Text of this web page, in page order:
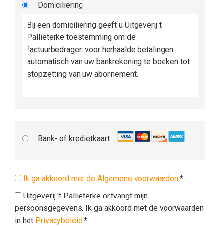
Domiciliëring
Bij een domiciliëring geeft u Uitgeverij t
Pallieterke toestemming om de
factuurbedragen voor herhaalde betalingen
automatisch van uw bankrekening te boeken tot
stopzetting van uw abonnement.
Bank- of kredietkaart
Ik ga akkoord met de Algemene voorwaarden.*
Uitgeverij 't Pallieterke ontvangt mijn
persoonsgegevens. Ik ga akkoord met de voorwaarden
in het Privacybeleid.*